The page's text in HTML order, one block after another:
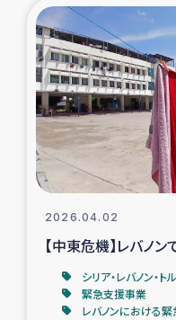
2026.04.02
【中東危機】レバノ
シリア・レバノン・ト
緊急支援事業
レバノンにおける